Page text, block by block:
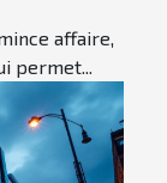
affaire,
permet...